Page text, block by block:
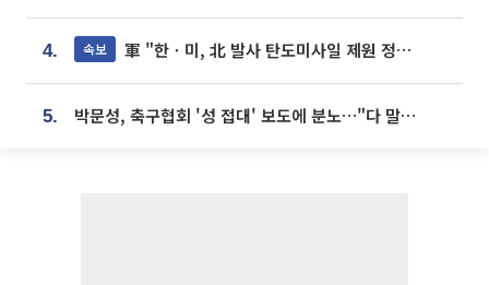
4. 속보 軍 "한ㆍ미, 北 발사 탄도미사일 제원 정밀분석 중"
5. 박문성, 축구협회 '성 접대' 보도에 분노…"다 말아먹으려고 작정했나"